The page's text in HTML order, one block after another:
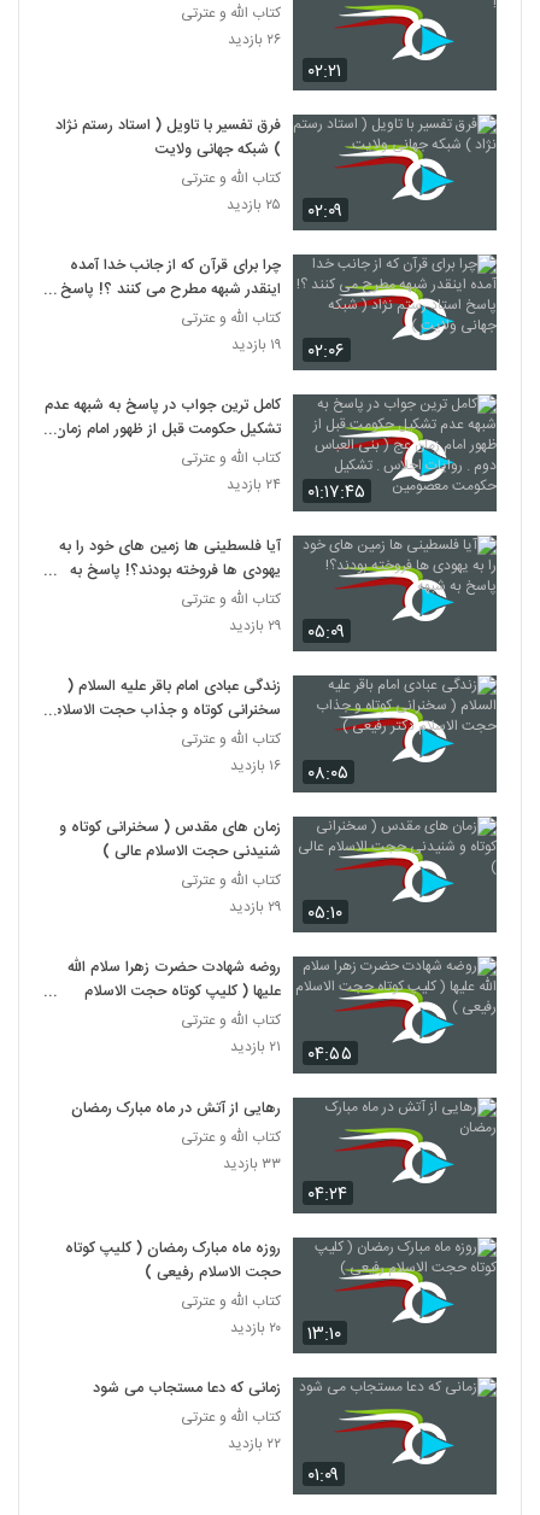
۰۲:۲۱
کتاب الله و عترتی
۲۶ بازدید
۰۲:۰۹
فرق تفسیر با تاویل ( استاد رستم نژاد
) شبکه جهانی ولایت
کتاب الله و عترتی
۲۵ بازدید
۰۲:۰۶
چرا برای قرآن که از جانب خدا آمده
اینقدر شبهه مطرح می کنند ؟! پاسخ
استاد رستم نژاد ( شبکه جهانی ولایت )
کتاب الله و عترتی
۱۹ بازدید
۰۱:۱۷:۴۵
کامل ترین جواب در پاسخ به شبهه عدم
تشکیل حکومت قبل از ظهور امام زمان
عج ( بنی العباس دوم . روایات احلاس
. تشکیل حکومت معصومین
کتاب الله و عترتی
۲۴ بازدید
۰۵:۰۹
آیا فلسطینی ها زمین های خود را به
یهودی ها فروخته بودند؟! پاسخ به
شبهه
کتاب الله و عترتی
۲۹ بازدید
۰۸:۰۵
زندگی عبادی امام باقر علیه السلام (
سخنرانی کوتاه و جذاب حجت الاسلام
دکتر رفیعی )
کتاب الله و عترتی
۱۶ بازدید
۰۵:۱۰
زمان های مقدس ( سخنرانی کوتاه و
شنیدنی حجت الاسلام عالی )
کتاب الله و عترتی
۲۹ بازدید
۰۴:۵۵
روضه شهادت حضرت زهرا سلام الله
علیها ( کلیپ کوتاه حجت الاسلام
رفیعی )
کتاب الله و عترتی
۲۱ بازدید
۰۴:۲۴
رهایی از آتش در ماه مبارک رمضان
کتاب الله و عترتی
۳۳ بازدید
۱۳:۱۰
روزه ماه مبارک رمضان ( کلیپ کوتاه
حجت الاسلام رفیعی )
کتاب الله و عترتی
۲۰ بازدید
۰۱:۰۹
زمانی که دعا مستجاب می شود
کتاب الله و عترتی
۲۲ بازدید